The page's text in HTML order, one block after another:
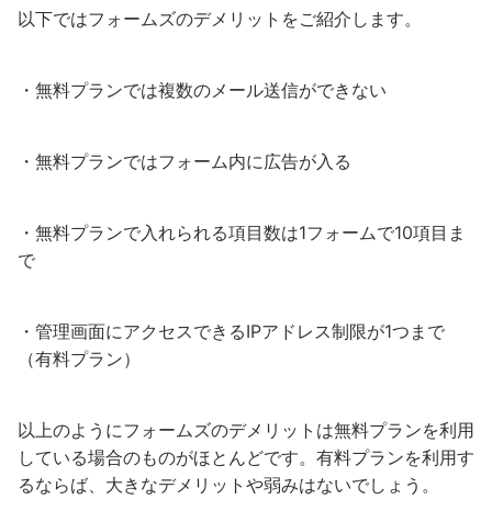
以下ではフォームズのデメリットをご紹介します。
・無料プランでは複数のメール送信ができない
・無料プランではフォーム内に広告が入る
・無料プランで入れられる項目数は1フォームで10項目ま
で
・管理画面にアクセスできるIPアドレス制限が1つまで
（有料プラン）
以上のようにフォームズのデメリットは無料プランを利用
している場合のものがほとんどです。有料プランを利用す
るならば、大きなデメリットや弱みはないでしょう。